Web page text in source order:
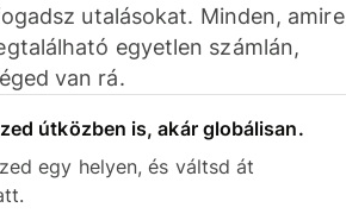
utalásokat. Minden, amire
egyetlen számlán,
van rá.
útközben is, akár globálisan.
egy helyen, és váltsd át